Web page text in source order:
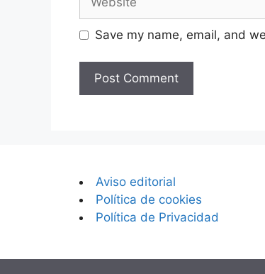
Save my name, email, and
Aviso editorial
Política de cookies
Política de Privacidad